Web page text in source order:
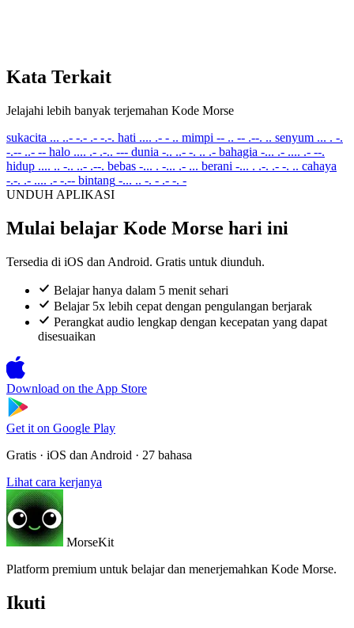
Kata Terkait
Jelajahi lebih banyak terjemahan Kode Morse
sukacita ... ..- -.- .- -.-. hati .... .- - .. mimpi -- .. -- .--. .. senyum ... . -.
-.-- ..- -- halo .... .- .-.. --- dunia -.. ..- -. .. .- bahagia -... .- .... .- --.
hidup .... .. -.. ..- .--. bebas -... . -... .- ... berani -... . .-. .- -. .. cahaya
-.-. .- .... .- -.-- bintang -... .. -. - .- -. -
UNDUH APLIKASI
Mulai belajar Kode Morse hari ini
Tersedia di iOS dan Android. Gratis untuk diunduh.
Belajar hanya dalam 5 menit sehari
Belajar 5x lebih cepat dengan pengulangan berjarak
Perangkat audio lengkap dengan kecepatan yang dapat
disesuaikan
Download on the App Store
Get it on Google Play
Gratis · iOS dan Android · 27 bahasa
Lihat cara kerjanya
MorseKit
Platform premium untuk belajar dan menerjemahkan Kode Morse.
Ikuti